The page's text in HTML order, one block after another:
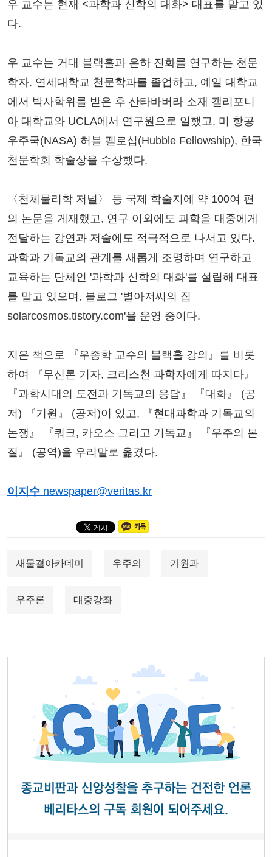
우 교수는 현재 <과학과 신학의 대화> 대표를 맡고 있
다.
우 교수는 거대 블랙홀과 은하 진화를 연구하는 천문
학자. 연세대학교 천문학과를 졸업하고, 예일 대학교
에서 박사학위를 받은 후 산타바버라 소재 캘리포니
아 대학교와 UCLA에서 연구원으로 일했고, 미 항공
우주국(NASA) 허블 펠로십(Hubble Fellowship), 한국
천문학회 학술상을 수상했다.
〈천체물리학 저널〉 등 국제 학술지에 약 100여 편
의 논문을 게재했고, 연구 이외에도 과학을 대중에게
전달하는 강연과 저술에도 적극적으로 나서고 있다.
과학과 기독교의 관계를 새롭게 조명하며 연구하고
교육하는 단체인 '과학과 신학의 대화'를 설립해 대표
를 맡고 있으며, 블로그 '별아저씨의 집
solarcosmos.tistory.com'을 운영 중이다.
지은 책으로 『우종학 교수의 블랙홀 강의』를 비롯
하여 『무신론 기자, 크리스천 과학자에게 따지다』
『과학시대의 도전과 기독교의 응답』 『대화』 (공
저) 『기원』 (공저)이 있고, 『현대과학과 기독교의
논쟁』 『쿼크, 카오스 그리고 기독교』 『우주의 본
질』 (공역)을 우리말로 옮겼다.
이지수 newspaper@veritas.kr
새물결아카데미 우주의 기원과
우주론 대중강좌